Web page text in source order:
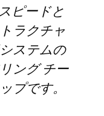
ピードと
ラクチャ
ステムの
ング チー
プです。